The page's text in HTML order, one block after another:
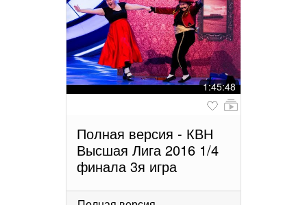
1:45:48
Полная версия - КВН
Высшая Лига 2016 1/4
финала 3я игра